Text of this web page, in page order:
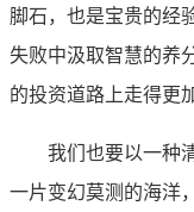
脚石，也是宝贵的经
失败中汲取智慧的养
的投资道路上走得更
我们也要以一种
一片变幻莫测的海洋